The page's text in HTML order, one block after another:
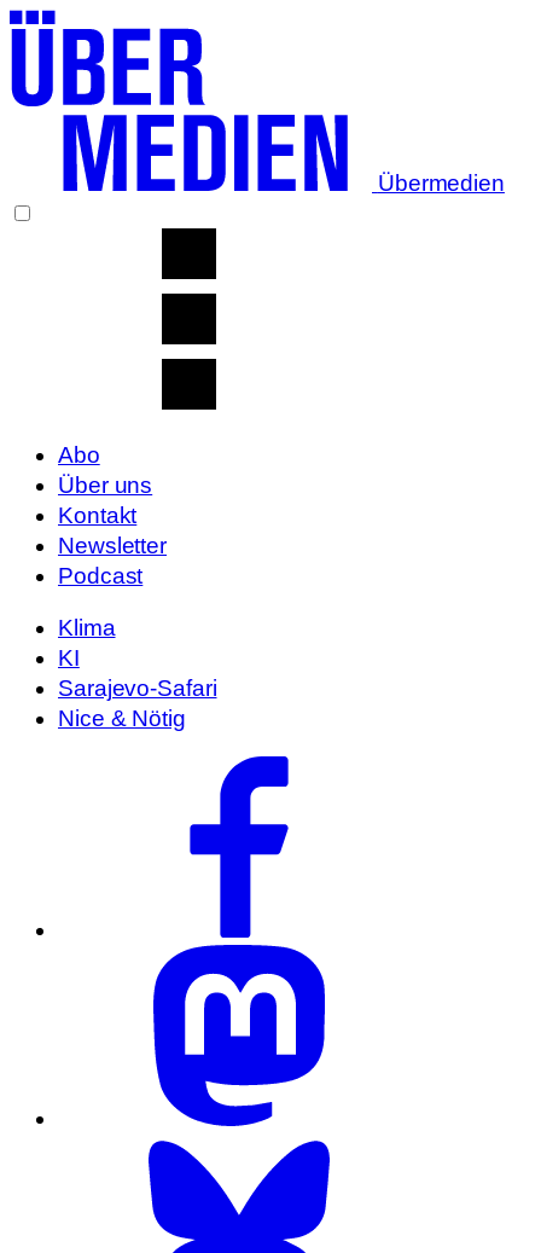
Übermedien
Abo
Über uns
Kontakt
Newsletter
Podcast
Klima
KI
Sarajevo-Safari
Nice & Nötig